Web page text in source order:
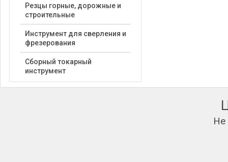
Резцы горные, дорожные и
строительные
Инструмент для сверления и
фрезерования
Сборный токарный
инструмент
Не